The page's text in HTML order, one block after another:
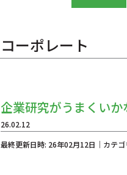
コーポレート
企業研究がうまくい
26.02.12
最終更新日時: 26年02月12日｜カテ